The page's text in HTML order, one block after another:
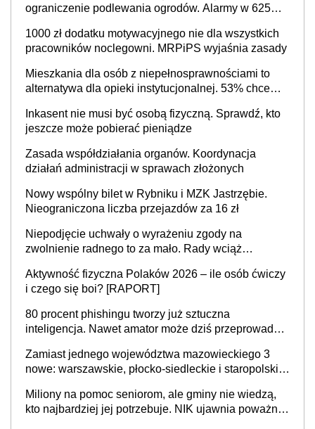
ograniczenie podlewania ogrodów. Alarmy w 625
cały kraj
1000 zł dodatku motywacyjnego nie dla wszystkich
pracowników noclegowni. MRPiPS wyjaśnia zasady
Mieszkania dla osób z niepełnosprawnościami to
alternatywa dla opieki instytucjonalnej. 53% chce
Inkasent nie musi być osobą fizyczną. Sprawdź, kto
jeszcze może pobierać pieniądze
Zasada współdziałania organów. Koordynacja
działań administracji w sprawach złożonych
Nowy wspólny bilet w Rybniku i MZK Jastrzębie.
Nieograniczona liczba przejazdów za 16 zł
Niepodjęcie uchwały o wyrażeniu zgody na
zwolnienie radnego to za mało. Rady wciąż
sprawy
Aktywność fizyczna Polaków 2026 – ile osób ćwiczy
i czego się boi? [RAPORT]
80 procent phishingu tworzy już sztuczna
inteligencja. Nawet amator może dziś przeprowadzić
Zamiast jednego województwa mazowieckiego 3
nowe: warszawskie, płocko-siedleckie i staropolskie.
stołecznych
Miliony na pomoc seniorom, ale gminy nie wiedzą,
kto najbardziej jej potrzebuje. NIK ujawnia poważną